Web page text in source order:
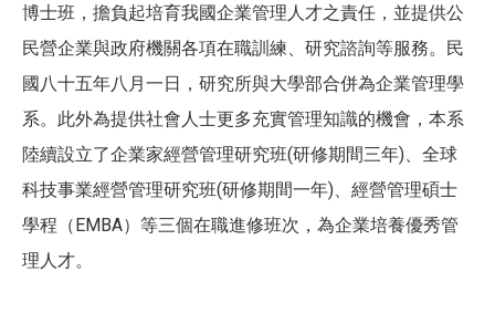
博士班，擔負起培育我國企業管理人才之責任，並提供公
民營企業與政府機關各項在職訓練、研究諮詢等服務。民
國八十五年八月一日，研究所與大學部合併為企業管理學
系。此外為提供社會人士更多充實管理知識的機會，本系
陸續設立了企業家經營管理研究班(研修期間三年)、全球
科技事業經營管理研究班(研修期間一年)、經營管理碩士
學程（EMBA）等三個在職進修班次，為企業培養優秀管
理人才。